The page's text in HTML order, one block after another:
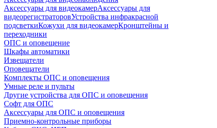
Аксессуары для видеокамерАксессуары для
видеорегистраторовУстройства инфракрасной
подсветкиКожухи для видеокамерКронштейны и
переходники
ОПС и оповещение
Шкафы автоматики
Извещатели
Оповещатели
Комплекты ОПС и оповещения
Умные реле и пульты
Другие устройства для ОПС и оповещения
Софт для ОПС
Аксессуары для ОПС и оповещения
Приемно-контрольные приборы